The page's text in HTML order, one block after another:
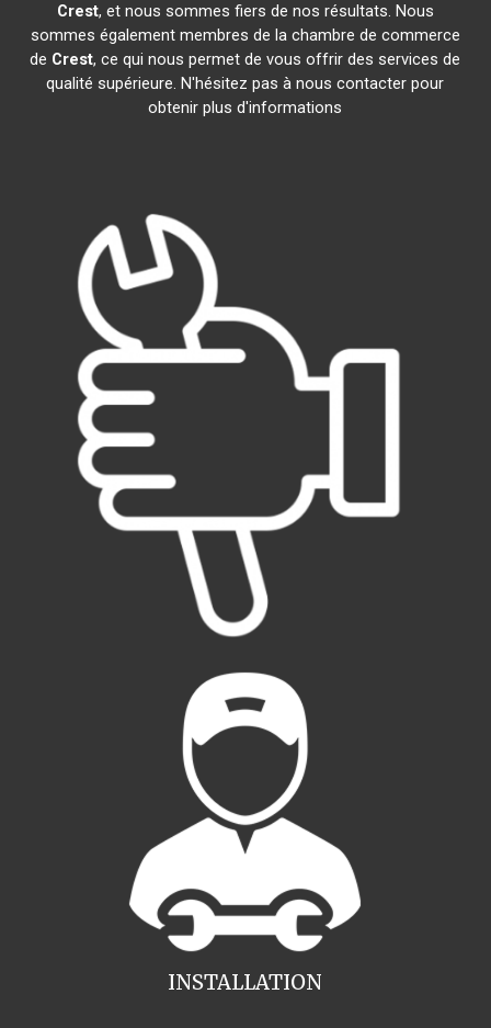
Crest, et nous sommes fiers de nos résultats. Nous
sommes également membres de la chambre de commerce
de Crest, ce qui nous permet de vous offrir des services de
qualité supérieure. N'hésitez pas à nous contacter pour
obtenir plus d'informations
INSTALLATION